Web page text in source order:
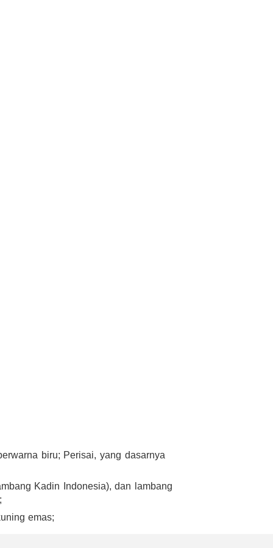
biru; Perisai, yang dasarnya
Kadin Indonesia), dan lambang
emas;